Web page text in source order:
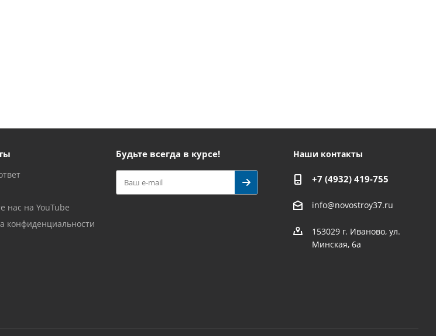
нас на YouTube
конфиденциальности
Будьте всегда в курсе! Наши контакты
+7 (4932) 419-755
info@novostroy37.ru
153029 г. Иваново, ул.
Минская, 6а